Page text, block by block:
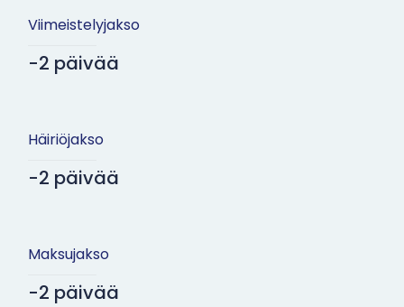
Viimeistelyjakso
-2 päivää
Häiriöjakso
-2 päivää
Maksujakso
-2 päivää